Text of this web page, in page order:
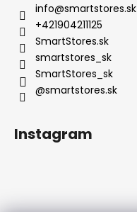
info@smartstores.sk
+421904211125
SmartStores.sk
smartstores_sk
SmartStores_sk
@smartstores.sk
Instagram